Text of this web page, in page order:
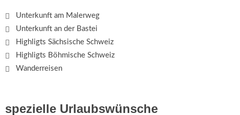
Unterkunft am Malerweg
Unterkunft an der Bastei
Highligts Sächsische Schweiz
Highligts Böhmische Schweiz
Wanderreisen
spezielle Urlaubswünsche